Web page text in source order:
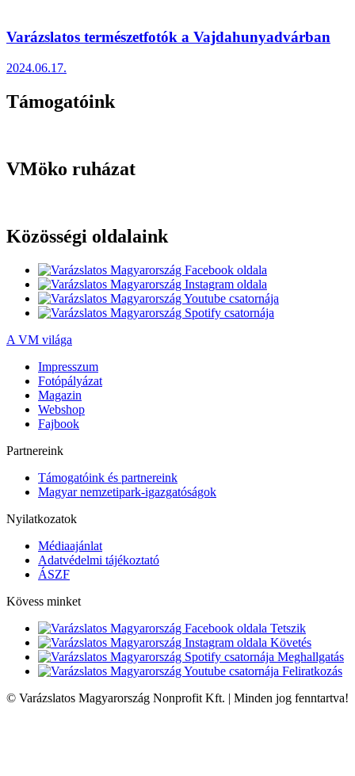
Varázslatos természetfotók a Vajdahunyadvárban
2024.06.17.
Támogatóink
VMöko ruházat
Közösségi oldalaink
A VM világa
Impresszum
Fotópályázat
Magazin
Webshop
Fajbook
Partnereink
Támogatóink és partnereink
Magyar nemzetipark-igazgatóságok
Nyilatkozatok
Médiaajánlat
Adatvédelmi tájékoztató
ÁSZF
Kövess minket
Tetszik
Követés
Meghallgatás
Feliratkozás
© Varázslatos Magyarország Nonprofit Kft. | Minden jog fenntartva!